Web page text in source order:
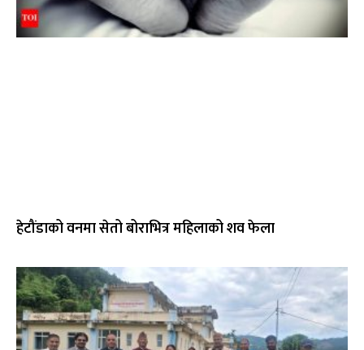
हेटौंडाको वनमा सेतो बोराभित्र महिलाको शव फेला